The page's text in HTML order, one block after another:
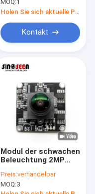
schließen Linse M12
an
MOQ:1
Kontakt
Modul der schwachen
Beleuchtung 2MP
mit Sensor SONYS
IMX307
Preis:verhandelbar
MOQ:3